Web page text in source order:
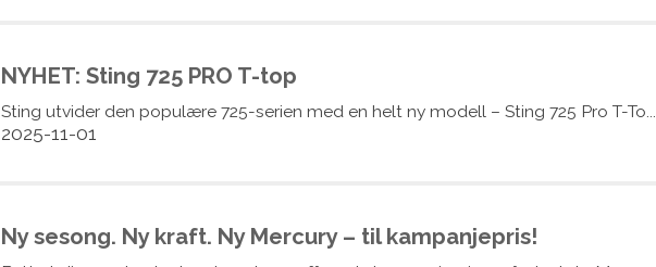
NYHET: Sting 725 PRO T-top
Sting utvider den populære 725-serien med en helt ny modell – Sting 725 Pro T-To...
2025-11-01
Ny sesong. Ny kraft. Ny Mercury – til kampanjepris!